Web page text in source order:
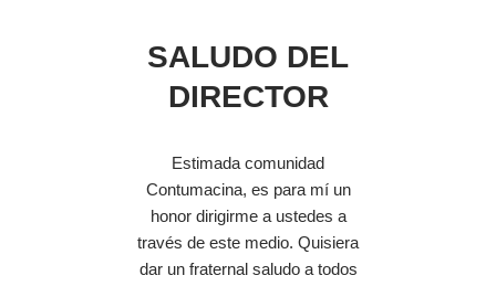
SALUDO DEL
DIRECTOR
Estimada comunidad
Contumacina, es para mí un
honor dirigirme a ustedes a
través de este medio. Quisiera
dar un fraternal saludo a todos